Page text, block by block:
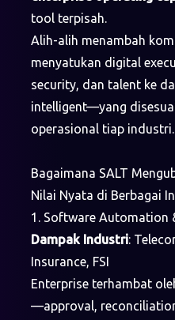
tool terpisah.
Alih-alih menambah
menyatukan digital
security, dan talent ke
intelligent—yang
operasional tiap industri.
Bagaimana SALT
Nilai Nyata di Berbagai
1. Software Automation
Dampak Industri:
Insurance, FSI
Enterprise terhambat
—approval,